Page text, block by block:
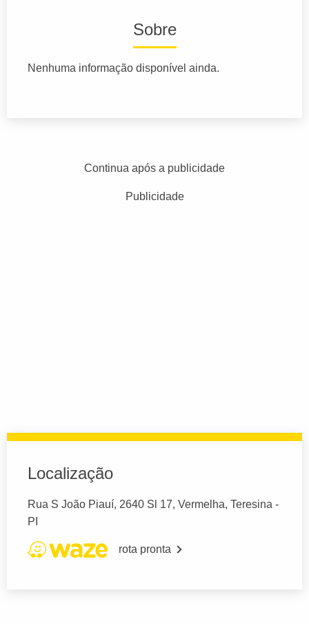
Sobre
Nenhuma informação disponível ainda.
Continua após a publicidade
Publicidade
Localização
Rua S João Piauí, 2640 Sl 17, Vermelha, Teresina -
PI
rota pronta